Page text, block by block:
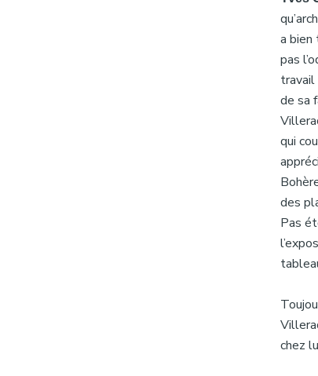
a bien
pas
travail
de sa
qui
des
Pas
chez